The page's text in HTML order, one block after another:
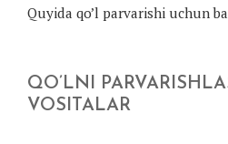
Quyida qo’l parvarishi uchun
QO’LNI
VOSITALAR